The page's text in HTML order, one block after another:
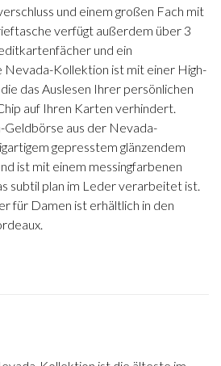
und einem großen Fach mit
verfügt außerdem über 3
und ein
Nevada-Kollektion ist mit einer High-
das Auslesen Ihrer persönlichen
auf Ihren Karten verhindert.
Geldbörse aus der Nevada-
gepresstem glänzendem
ist mit einem messingfarbenen
subtil plan im Leder verarbeitet ist.
für Damen ist erhältlich in den